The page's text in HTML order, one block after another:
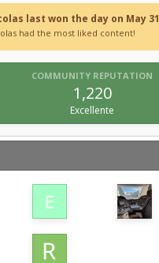
last won the day on May 31
had the most liked content!
COMMUNITY REPUTATION
1,220
Excellente